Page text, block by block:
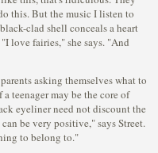
this. But the music I listen to
clad shell conceals a heart
love fairies," she says. "And
asking themselves what to
teenager may be the core of
eyeliner need not discount the
be very positive," says Street.
to belong to."